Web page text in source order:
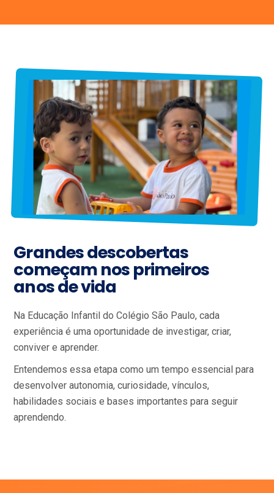
Grandes descobertas
começam nos primeiros
anos de vida
Na Educação Infantil do Colégio São Paulo, cada
experiência é uma oportunidade de investigar, criar,
conviver e aprender.
Entendemos essa etapa como um tempo essencial para
desenvolver autonomia, curiosidade, vínculos,
habilidades sociais e bases importantes para seguir
aprendendo.